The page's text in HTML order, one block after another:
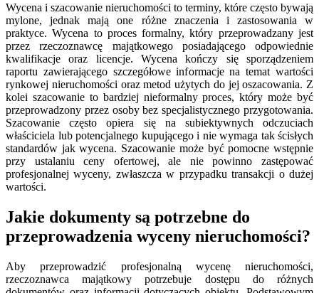
Wycena i szacowanie nieruchomości to terminy, które często bywają
mylone, jednak mają one różne znaczenia i zastosowania w
praktyce. Wycena to proces formalny, który przeprowadzany jest
przez rzeczoznawcę majątkowego posiadającego odpowiednie
kwalifikacje oraz licencje. Wycena kończy się sporządzeniem
raportu zawierającego szczegółowe informacje na temat wartości
rynkowej nieruchomości oraz metod użytych do jej oszacowania. Z
kolei szacowanie to bardziej nieformalny proces, który może być
przeprowadzony przez osoby bez specjalistycznego przygotowania.
Szacowanie często opiera się na subiektywnych odczuciach
właściciela lub potencjalnego kupującego i nie wymaga tak ścisłych
standardów jak wycena. Szacowanie może być pomocne wstępnie
przy ustalaniu ceny ofertowej, ale nie powinno zastępować
profesjonalnej wyceny, zwłaszcza w przypadku transakcji o dużej
wartości.
Jakie dokumenty są potrzebne do
przeprowadzenia wyceny nieruchomości?
Aby przeprowadzić profesjonalną wycenę nieruchomości,
rzeczoznawca majątkowy potrzebuje dostępu do różnych